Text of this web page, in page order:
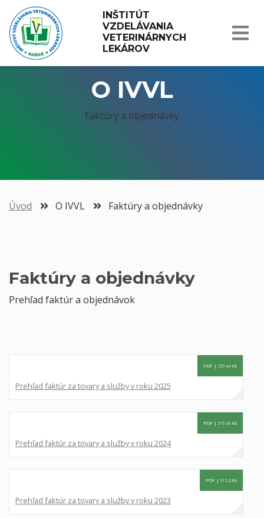
INŠTITÚT
VZDELÁVANIA
VETERINÁRNYCH
LEKÁROV
O IVVL
Faktúry a objednávky
Úvod O IVVL Faktúry a objednávky
Faktúry a objednávky
Prehľad faktúr a objednávok
PDF | 257.44 KB
Prehľad faktúr za tovary a služby v roku 2025
PDF | 310.43 KB
Prehľad faktúr za tovary a služby v roku 2024
PDF | 315.2 KB
Prehľad faktúr za tovary a služby v roku 2023